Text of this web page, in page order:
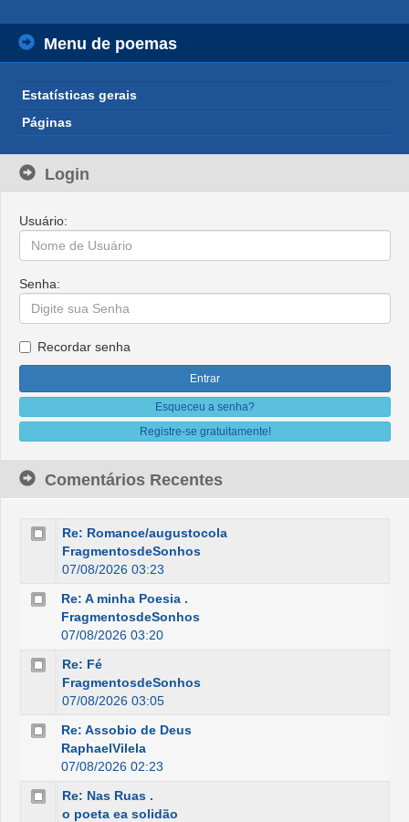
Menu de poemas
Estatísticas gerais
Páginas
Login
Usuário:
Senha:
Recordar senha
Esqueceu a senha?
Registre-se gratuitamente!
Comentários Recentes
Re: Romance/augustocola
FragmentosdeSonhos
07/08/2026 03:23
Re: A minha Poesia .
FragmentosdeSonhos
07/08/2026 03:20
Re: Fé
FragmentosdeSonhos
07/08/2026 03:05
Re: Assobio de Deus
RaphaelVilela
07/08/2026 02:23
Re: Nas Ruas .
o poeta ea solidão